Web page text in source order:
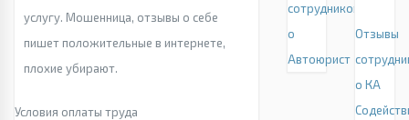
услугу. Мошенница, отзывы о себе
пишет положительные в интернете,
плохие убирают.
Условия оплаты труда
сотрудников
о
Автоюрист
Отзывы
о КА